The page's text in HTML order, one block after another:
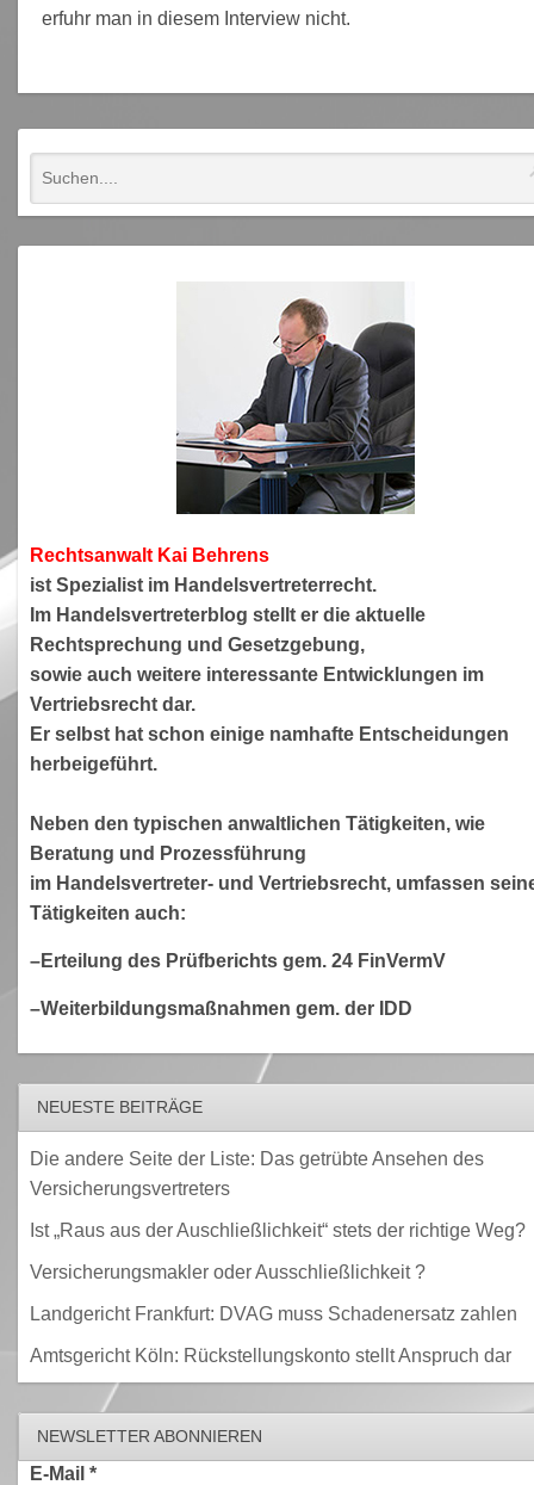
erfuhr man in diesem Interview nicht.
Rechtsanwalt Kai Behrens
ist Spezialist im Handelsvertreterrecht.
Im Handelsvertreterblog stellt er die aktuelle
Rechtsprechung und Gesetzgebung,
sowie auch weitere interessante Entwicklungen im
Vertriebsrecht dar.
Er selbst hat schon einige namhafte Entscheidungen
herbeigeführt.
Neben den typischen anwaltlichen Tätigkeiten, wie
Beratung und Prozessführung
im Handelsvertreter- und Vertriebsrecht, umfassen
Tätigkeiten auch:
–Erteilung des Prüfberichts gem. 24 FinVermV
–Weiterbildungsmaßnahmen gem. der IDD
NEUESTE BEITRÄGE
Die andere Seite der Liste: Das getrübte Ansehen des
Versicherungsvertreters
Ist „Raus aus der Auschließlichkeit“ stets der richtige Weg?
Versicherungsmakler oder Ausschließlichkeit ?
Landgericht Frankfurt: DVAG muss Schadenersatz zahlen
Amtsgericht Köln: Rückstellungskonto stellt Anspruch dar
NEWSLETTER ABONNIEREN
E-Mail *